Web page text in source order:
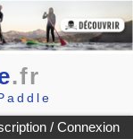
.fr
/ Connexion